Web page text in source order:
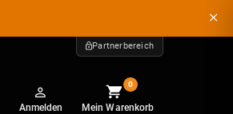
Partnerbereich
Anmelden
0
Mein Warenkorb